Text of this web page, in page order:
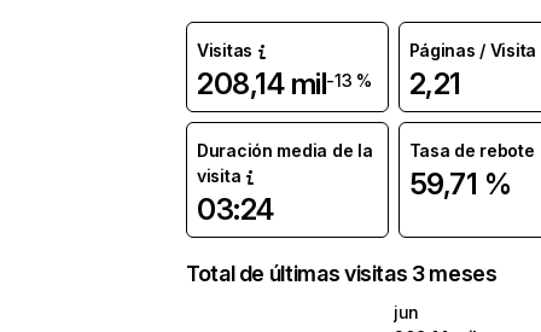
Visitas
208,14 mil-13 %
Páginas / Visita
2,21
Duración media de la
visita
03:24
Tasa de rebote
59,71 %
Total de últimas visitas 3 meses
jun